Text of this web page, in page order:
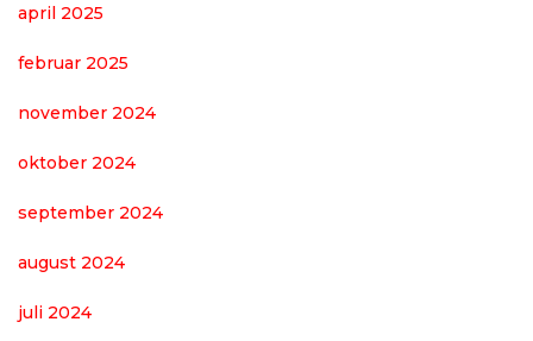
april 2025
februar 2025
november 2024
oktober 2024
september 2024
august 2024
juli 2024